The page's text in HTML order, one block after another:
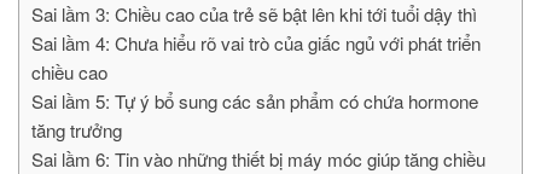
Sai lầm 3: Chiều cao của trẻ sẽ bật lên khi tới tuổi dậy thì
Sai lầm 4: Chưa hiểu rõ vai trò của giấc ngủ với phát triển
chiều cao
Sai lầm 5: Tự ý bổ sung các sản phẩm có chứa hormone
tăng trưởng
Sai lầm 6: Tin vào những thiết bị máy móc giúp tăng chiều